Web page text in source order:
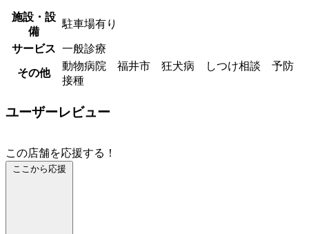
施設・設
備
駐車場有り
サービス 一般診療
その他
動物病院 福井市 狂犬病 しつけ相談 予防
接種
ユーザーレビュー
この店舗を応援する！
ここから応援